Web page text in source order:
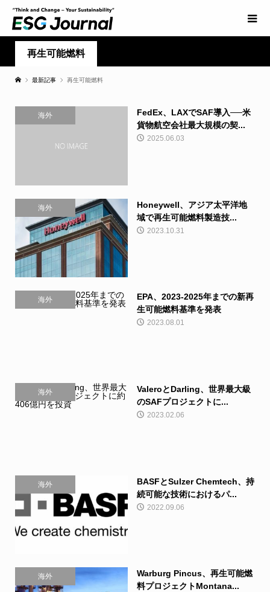
再生可能燃料
最新記事 再生可能燃料
海外
FedEx、LAXでSAF導入──米
貨物航空会社最大規模の契...
2025.06.03
海外
Honeywell、アジア太平洋地
域で再生可能燃料製造技...
2023.10.31
海外
EPA、2023-2025年までの新再
生可能燃料基準を発表
2023.08.01
海外
ValeroとDarling、世界最大級
のSAFプロジェクトに...
2023.02.06
海外
BASFとSulzer Chemtech、持
続可能な技術におけるパ...
2022.09.06
海外
Warburg Pincus、再生可能燃
料プロジェクトMontana...